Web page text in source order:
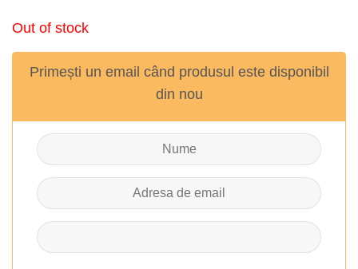
Out of stock
Primești un email când produsul este disponibil
din nou